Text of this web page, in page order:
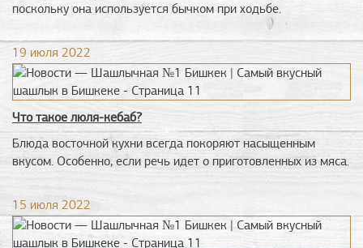
поскольку она используется бычком при ходьбе.
19 июля 2022
Что такое люля-кебаб?
Блюда восточной кухни всегда покоряют насыщенным
вкусом. Особенно, если речь идет о приготовленных из мяса.
15 июля 2022